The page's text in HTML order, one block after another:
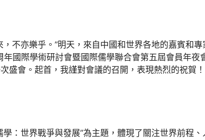
，不亦樂乎。”明天，來自中國和世界各地的嘉賓和
國際學術研討會暨國際儒學聯合會第五屆會員年夜
盛會。起首，我謹對會議的召開，表現熱烈的祝賀
學：世界戰爭與發展”為主題，體現了關注世界前程